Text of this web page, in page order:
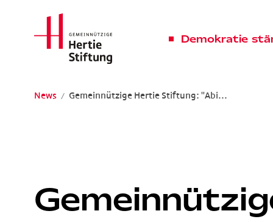
Hertie Stiftung Logo
Demokratie
News Gemeinnützige Hertie Stiftung: "Abi...